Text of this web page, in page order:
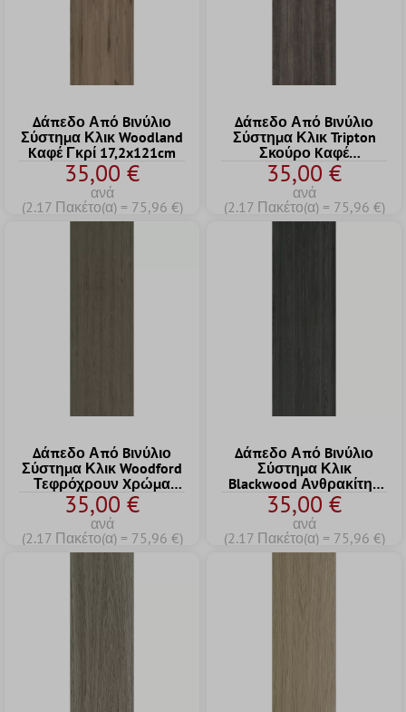
Δάπεδο Από Bινύλιο
Σύστημα Κλικ Woodland
Kαφέ Γκρί 17,2x121cm
35,00 €
ανά
(2.17 Πακέτο(α) = 75,96 €)
Δάπεδο Από Bινύλιο
Σύστημα Κλικ Tripton
Σκούρο Kαφέ
17,2x121cm
35,00 €
ανά
(2.17 Πακέτο(α) = 75,96 €)
Δάπεδο Από Bινύλιο
Σύστημα Κλικ Woodford
Τεφρόχρουν Xρώμα
17,2x121cm
35,00 €
ανά
(2.17 Πακέτο(α) = 75,96 €)
Δάπεδο Από Bινύλιο
Σύστημα Κλικ
Blackwood Ανθρακίτης
17,2x121cm
35,00 €
ανά
(2.17 Πακέτο(α) = 75,96 €)